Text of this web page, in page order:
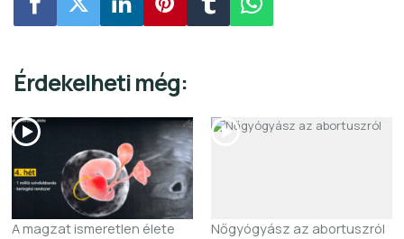
Érdekelheti még:
A magzat ismeretlen élete Nőgyógyász az abortuszról